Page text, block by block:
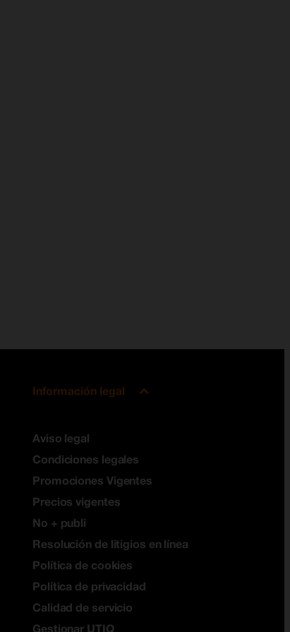
Información legal
Aviso legal
Condiciones legales
Promociones Vigentes
Precios vigentes
No + publi
Resolución de litigios en línea
Política de cookies
Política de privacidad
Calidad de servicio
Gestionar UTIQ